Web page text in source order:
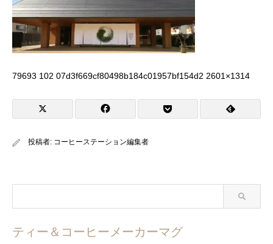
79693 102 07d3f669cf80498b184c01957bf154d2 2601×1314
投稿者: コーヒーステーション編集者
ティー＆コーヒーメーカーマグ